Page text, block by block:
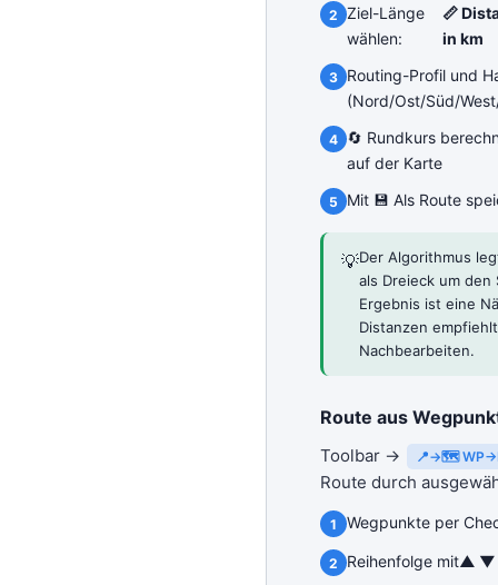
Ziel-Länge
wählen:
📏
in km
Routing-Profil und
(Nord/Ost/Süd/
🔄 Rundkurs
auf der Karte
Mit 💾 Als Route
💡Der Algorithmus
als Dreieck um den
Ergebnis ist eine
Distanzen
Nachbearbeiten.
Route aus
Toolbar → 📍→🗺
Route durch
Wegpunkte per
Reihenfolge mit▲ ▼